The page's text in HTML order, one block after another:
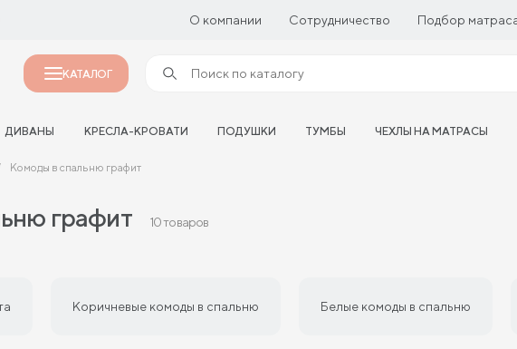
О компании Сотрудничество Подбор
КАТАЛОГ
ДИВАНЫ КРЕСЛА-КРОВАТИ ПОДУШКИ ТУМБЫ ЧЕХЛЫ НА МАТРАСЫ
Комоды в спальню графит
графит 10 товаров
Коричневые комоды в спальню Белые комоды в спальню